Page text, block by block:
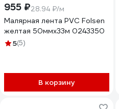
955 ₽28.94 ₽/м
Малярная лента PVC Folsen
желтая 50ммx33м 0243350
5(5)
В корзину